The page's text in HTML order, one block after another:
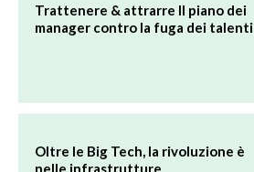
Trattenere & attrarre Il piano dei
manager contro la fuga dei talenti
Oltre le Big Tech, la rivoluzione è
nelle infrastrutture